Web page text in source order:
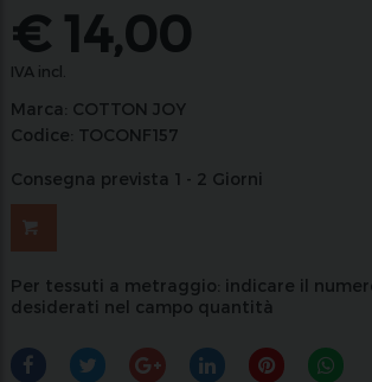
€ 14,00
IVA incl.
Marca: COTTON JOY
Codice: TOCONF157
Consegna prevista 1 - 2 Giorni
Per tessuti a metraggio: indicare il
desiderati nel campo quantità